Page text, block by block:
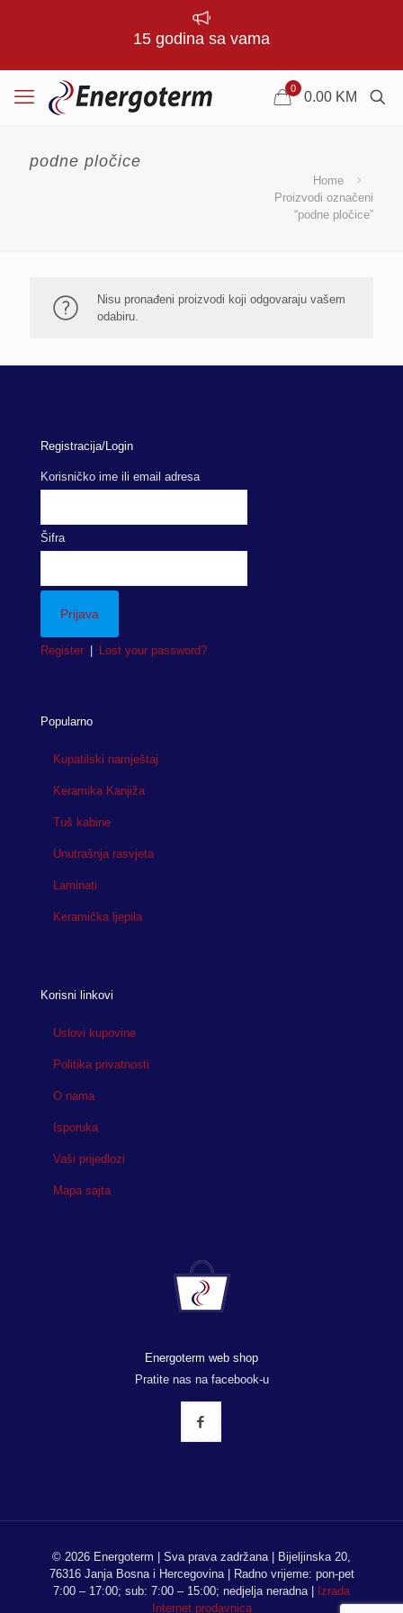
15 godina sa vama
0
0.00 KM
podne pločice
Home
Proizvodi označeni
“podne pločice”
Nisu pronađeni proizvodi koji odgovaraju vašem
odabiru.
Registracija/Login
Korisničko ime ili email adresa
Šifra
Register Lost your password?
Popularno
Kupatilski namještaj
Keramika Kanjiža
Tuš kabine
Unutrašnja rasvjeta
Laminati
Keramička ljepila
Korisni linkovi
Uslovi kupovine
Politika privatnosti
O nama
Isporuka
Vaši prijedlozi
Mapa sajta
Energoterm web shop
Pratite nas na facebook-u
© 2026 Energoterm | Sva prava zadržana | Bijeljinska 20,
76316 Janja Bosna i Hercegovina | Radno vrijeme: pon-pet
7:00 – 17:00; sub: 7:00 – 15:00; nedjelja neradna |
Izrada
Internet prodavnica